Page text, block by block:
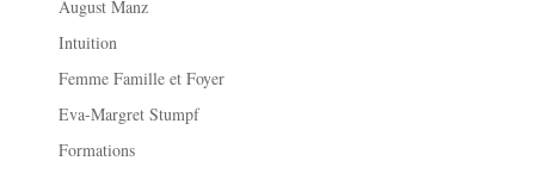
August Manz
Intuition
Femme Famille et Foyer
Eva-Margret Stumpf
Formations